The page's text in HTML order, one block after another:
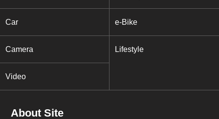
Car e-Bike
Camera Lifestyle
Video
About Site